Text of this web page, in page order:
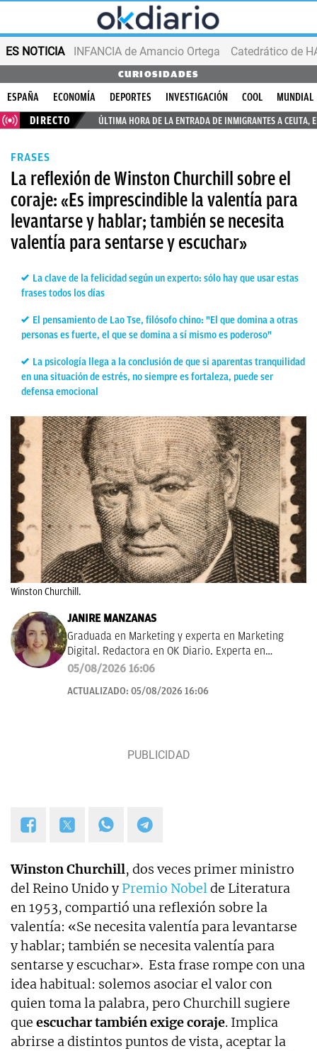
ES NOTICIA INFANCIA de Amancio Ortega
CURIOSIDADES
ESPAÑA ECONOMÍA DEPORTES INVESTIGACIÓN COOL
MUNDIAL
DIRECTO
ÚLTIMA HORA DE LA ENTRADA DE INMIGRANTES A CEUTA,
FRASES
La reflexión de Winston Churchill sobre el
coraje: «Es imprescindible la valentía para
levantarse y hablar; también se necesita
valentía para sentarse y escuchar»
La clave de la felicidad según un experto: sólo hay que usar estas
frases todos los días
El pensamiento de Lao Tse, filósofo chino: "El que domina a otras
personas es fuerte, el que se domina a sí mismo es poderoso"
La psicología llega a la conclusión de que si aparentas tranquilidad
en una situación de estrés, no siempre es fortaleza, puede ser
defensa emocional
Winston Churchill.
JANIRE MANZANAS
Graduada en Marketing y experta en Marketing
Digital. Redactora en OK Diario. Experta en
curiosidades, mascotas, consumo y Lotería de
05/08/2026 16:06
ACTUALIZADO: 05/08/2026 16:06
Winston Churchill, dos veces primer ministro
del Reino Unido yPremio Nobelde Literatura
en 1953, compartió una reflexión sobre la
valentía: «Se necesita valentía para levantarse
y hablar; también se necesita valentía para
sentarse y escuchar». Esta frase rompe con una
idea habitual: solemos asociar el valor con
quien toma la palabra, pero Churchill sugiere
que escuchar también exige coraje. Implica
abrirse a distintos puntos de vista, aceptar la